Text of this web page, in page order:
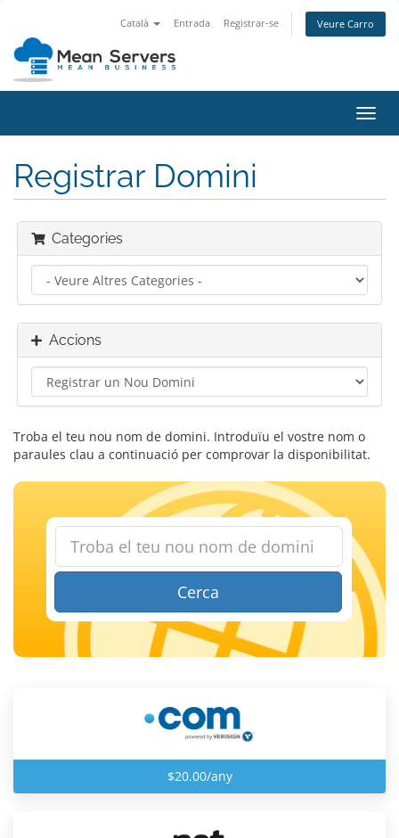
Català Entrada Registrar-se Veure Carro
la
Registrar Domini
Categories
Accions
Troba el teu nou nom de domini. Introduïu el vostre nom o
paraules clau a continuació per comprovar la disponibilitat.
Cerca
$20.00/any